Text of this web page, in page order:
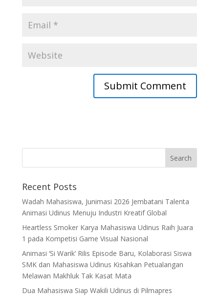
Recent Posts
Wadah Mahasiswa, Junimasi 2026 Jembatani Talenta
Animasi Udinus Menuju Industri Kreatif Global
Heartless Smoker Karya Mahasiswa Udinus Raih Juara
1 pada Kompetisi Game Visual Nasional
Animasi ‘Si Warik’ Rilis Episode Baru, Kolaborasi Siswa
SMK dan Mahasiswa Udinus Kisahkan Petualangan
Melawan Makhluk Tak Kasat Mata
Dua Mahasiswa Siap Wakili Udinus di Pilmapres